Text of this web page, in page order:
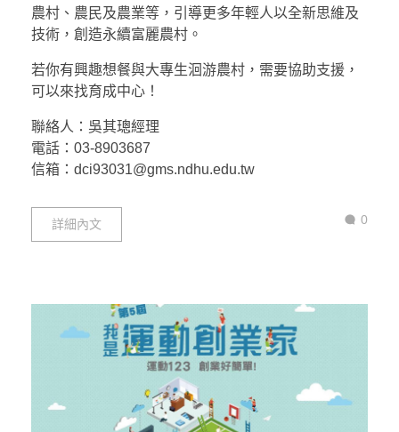
農村、農民及農業等，引導更多年輕人以全新思維及
技術，創造永續富麗農村。
若你有興趣想餐與大專生洄游農村，需要協助支援，
可以來找育成中心！
聯絡人：吳其璁經理
電話：03-8903687
信箱：dci93031@gms.ndhu.edu.tw
詳細內文 0